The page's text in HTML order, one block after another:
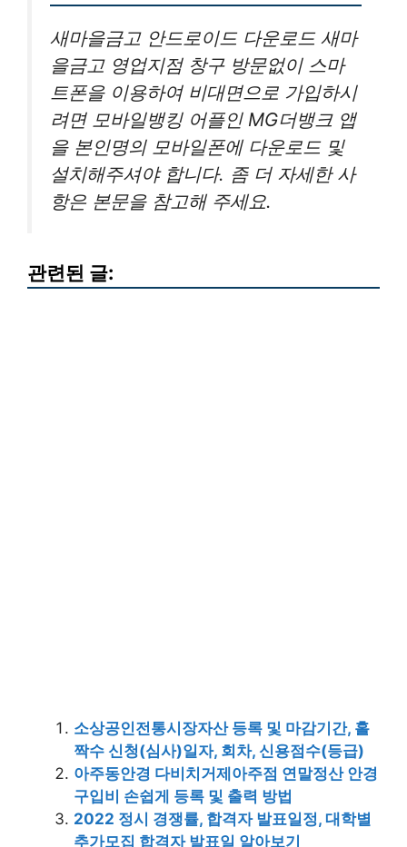
새마을금고 안드로이드 다운로드 새마
을금고 영업지점 창구 방문없이 스마
트폰을 이용하여 비대면으로 가입하시
려면 모바일뱅킹 어플인 MG더뱅크 앱
을 본인명의 모바일폰에 다운로드 및
설치해주셔야 합니다. 좀 더 자세한 사
항은 본문을 참고해 주세요.
관련된 글:
소상공인전통시장자산 등록 및 마감기간, 홀
짝수 신청(심사)일자, 회차, 신용점수(등급)
아주동안경 다비치거제아주점 연말정산 안경
구입비 손쉽게 등록 및 출력 방법
2022 정시 경쟁률, 합격자 발표일정, 대학별
추가모집 합격자 발표일 알아보기